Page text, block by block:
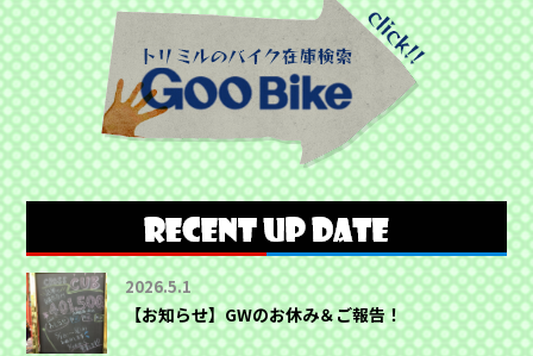
2026.5.1
【お知らせ】GWのお休み＆ご報告！